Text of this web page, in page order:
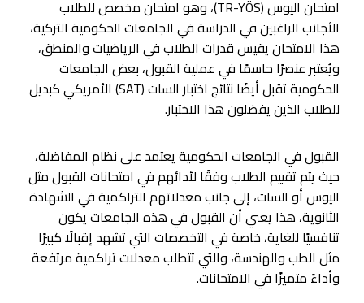
امتحان اليوس (TR-YÖS)، وهو امتحان مخصص للطلاب
الأجانب الراغبين في الدراسة في الجامعات الحكومية التركية،
هذا الامتحان يقيس قدرات الطلاب في الرياضيات والمنطق،
ويُعتبر عنصرًا حاسمًا في عملية القبول، بعض الجامعات
الحكومية تقبل أيضًا نتائج اختبار السات (SAT) الأمريكي كبديل
للطلاب الذين يفضلون هذا الاختبار.
القبول في الجامعات الحكومية يعتمد على نظام المفاضلة،
حيث يتم تقييم الطلاب وفقًا لأدائهم في امتحانات القبول مثل
اليوس أو السات، إلى جانب معدلاتهم التراكمية في الشهادة
الثانوية، هذا يعني أن القبول في هذه الجامعات يكون
تنافسيًا للغاية، خاصة في التخصصات التي تشهد إقبالًا كبيرًا
مثل الطب والهندسة، والتي تتطلب معدلات تراكمية مرتفعة
وأداءً متميزًا في الامتحانات.